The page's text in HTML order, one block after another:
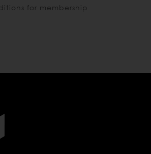
for membership